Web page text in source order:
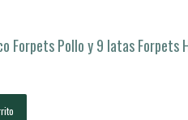
Forpets Pollo y 9 latas Forpets